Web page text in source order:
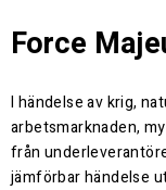
Force
I händelse av krig,
arbetsmarknaden,
från
jämförbar händelse